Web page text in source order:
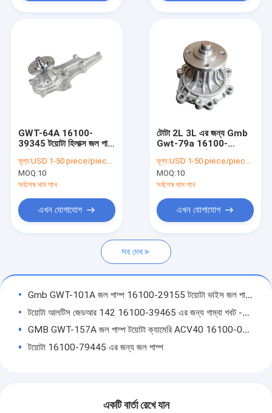
বাড়ি
পণ্য
মান নিয়ন্ত্রণ
আমাদের সাথে যোগাযোগ করুন
হোন্ডা কন্ট্রোল আর্ম
GWT-64A 16100-
39345 টয়োটা হিলাক্স জল পাম্প
মূল্য:USD 1-50 piece/pieces
MOQ:10
সর্বশেষ দাম পান
এখন যোগাযোগ
টোটা 2L 3L এর জন্য Gmb
Gwt-79a 16100-
মূল্য:USD 1-50 piece/pieces
MOQ:10
সর্বশেষ দাম পান
এখন যোগাযোগ
সব দেখ
Gmb GWT-101A জল পাম্প 16100-29155 টয়োটা ভাইস জল পাম্প
টয়োটা আলটিস জেডআর 142 16100-39465 এর জন্য গাম্বা গবট -144 এ ওয়াটার পাম্প আলটিস
GMB GWT-157A জল পাম্প টয়োটা ক্যামেরি ACV40 16100-0H040
টয়োটা 16100-79445 এর জন্য জল পাম্প
জিডব্লিউটি -150 এ 16100-09260 টয়োটা হিলাক্স KUN25 KUN26 জন্য গাড়ী ইঞ্জিনের জল পাম্প
একটি বার্তা রেখে যান